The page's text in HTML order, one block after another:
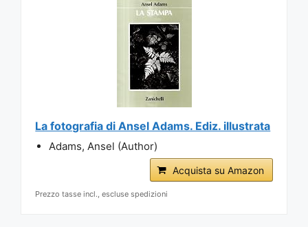
La fotografia di Ansel Adams. Ediz. illustrata
Adams, Ansel (Author)
Acquista su Amazon
Prezzo tasse incl., escluse spedizioni